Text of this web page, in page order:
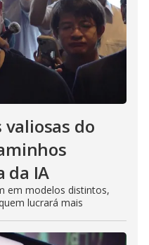
valiosas do
da IA
em modelos distintos,
lucrará mais